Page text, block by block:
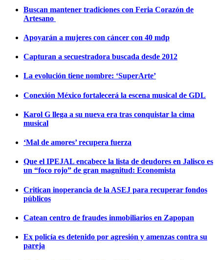
Buscan mantener tradiciones con Feria Corazón de
Artesano
Apoyarán a mujeres con cáncer con 40 mdp
Capturan a secuestradora buscada desde 2012
La evolución tiene nombre: ‘SuperArte’
Conexión México fortalecerá la escena musical de GDL
Karol G llega a su nueva era tras conquistar la cima
musical
‘Mal de amores’ recupera fuerza
Que el IPEJAL encabece la lista de deudores en Jalisco es
un “foco rojo” de gran magnitud: Economista
Critican inoperancia de la ASEJ para recuperar fondos
públicos
Catean centro de fraudes inmobiliarios en Zapopan
Ex policía es detenido por agresión y amenzas contra su
pareja